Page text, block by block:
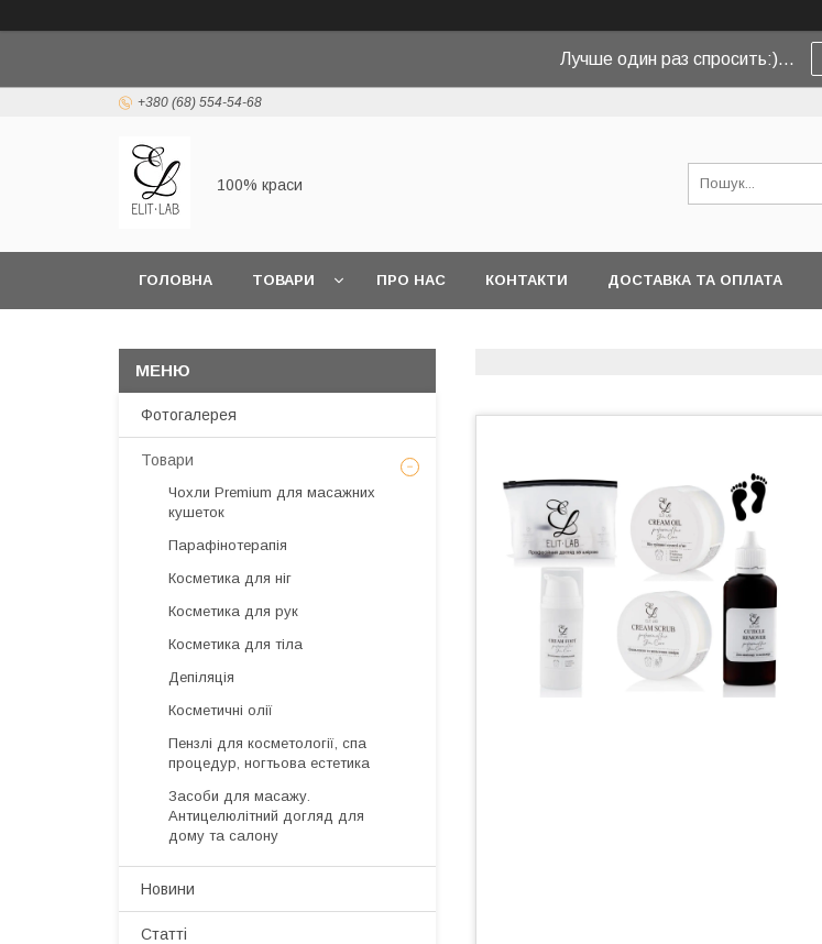
Лучше один раз спросить:)...
+380 (68) 554-54-68
100% краси
ГОЛОВНА ТОВАРИ ПРО НАС КОНТАКТИ ДОСТАВКА ТА ОПЛАТА
Фотогалерея
Товари
Чохли Premium для масажних
кушеток
Парафінотерапія
Косметика для ніг
Косметика для рук
Косметика для тіла
Депіляція
Косметичні олії
Пензлі для косметології, спа
процедур, ногтьова естетика
Засоби для масажу.
Антицелюлітний догляд для
дому та салону
Новини
Статті